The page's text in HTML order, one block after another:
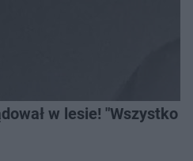
w lesie! "Wszystko